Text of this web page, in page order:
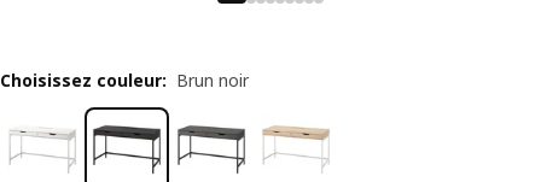
Choisissez couleur: Brun noir